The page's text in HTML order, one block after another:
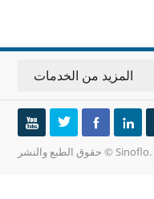
المزيد من الخدمات
   